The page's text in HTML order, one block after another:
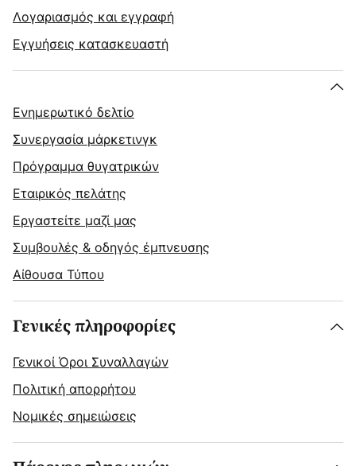
Λογαριασμός και εγγραφή
Εγγυήσεις κατασκευαστή
Ενημερωτικό δελτίο
Συνεργασία μάρκετινγκ
Πρόγραμμα θυγατρικών
Εταιρικός πελάτης
Εργαστείτε μαζί μας
Συμβουλές & οδηγός έμπνευσης
Αίθουσα Τύπου
Γενικές πληροφορίες
Γενικοί Όροι Συναλλαγών
Πολιτική απορρήτου
Νομικές σημειώσεις